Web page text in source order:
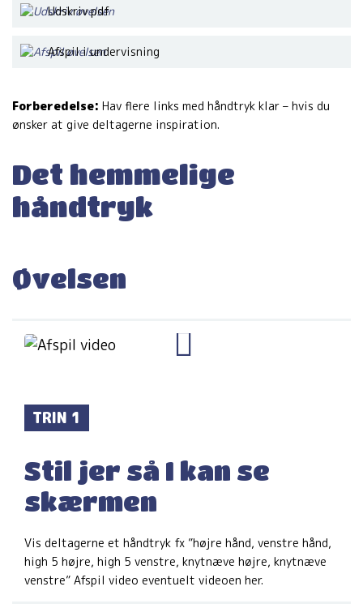
Udskriv pdf
Afspil i undervisning
Forberedelse: Hav flere links med håndtryk klar – hvis du
ønsker at give deltagerne inspiration.
Det hemmelige
håndtryk
Øvelsen
TRIN 1
Stil jer så I kan se
skærmen
Vis deltagerne et håndtryk fx ”højre hånd, venstre hånd,
high 5 højre, high 5 venstre, knytnæve højre, knytnæve
venstre” Afspil video eventuelt videoen her.